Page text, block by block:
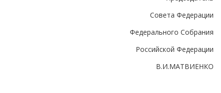
Совета Федерации
Федерального Собрания
Российской Федерации
В.И.МАТВИЕНКО